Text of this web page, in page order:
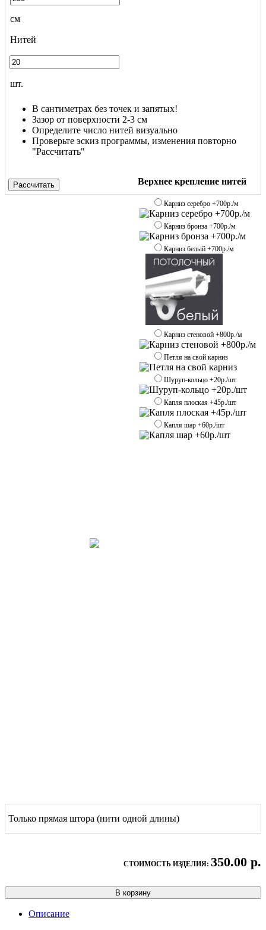
см
Нитей
шт.
В сантиметрах без точек и запятых!
Зазор от поверхности 2-3 см
Определите число нитей визуально
Проверьте эскиз программы, изменения повторно
"Рассчитать"
Верхнее крепление нитей
Карниз серебро +700р./м
Карниз бронза +700р./м
Карниз белый +700р./м
Карниз стеновой +800р./м
Петля на свой карниз
Шуруп-кольцо +20р./шт
Капля плоская +45р./шт
Капля шар +60р./шт
Рассчитать
Только прямая штора (нити одной длины)
СТОИМОСТЬ ИЗДЕЛИЯ: 350.00 р.
В корзину
Описание